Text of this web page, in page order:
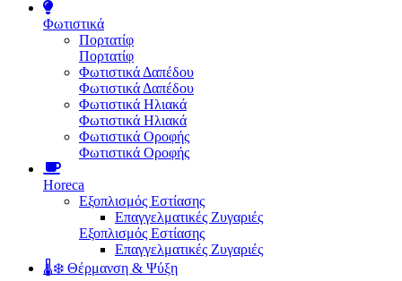
Φωτιστικά
Πορτατίφ
Πορτατίφ
Φωτιστικά Δαπέδου
Φωτιστικά Δαπέδου
Φωτιστικά Ηλιακά
Φωτιστικά Ηλιακά
Φωτιστικά Οροφής
Φωτιστικά Οροφής
Horeca
Εξοπλισμός Εστίασης
Επαγγελματικές Ζυγαριές
Εξοπλισμός Εστίασης
Επαγγελματικές Ζυγαριές
🌡️❄️ Θέρμανση & Ψύξη